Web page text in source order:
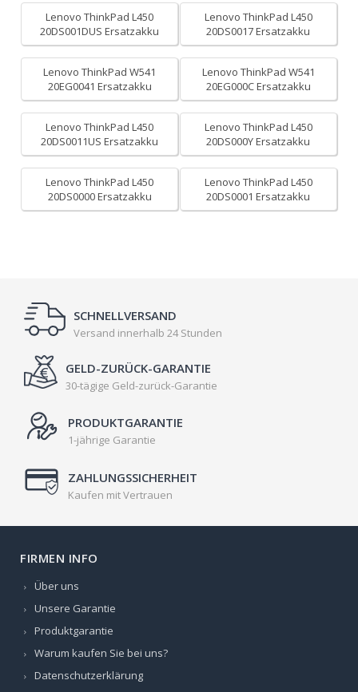
Lenovo ThinkPad L450
20DS001DUS Ersatzakku
Lenovo ThinkPad L450
20DS0017 Ersatzakku
Lenovo ThinkPad W541
20EG0041 Ersatzakku
Lenovo ThinkPad W541
20EG000C Ersatzakku
Lenovo ThinkPad L450
20DS0011US Ersatzakku
Lenovo ThinkPad L450
20DS000Y Ersatzakku
Lenovo ThinkPad L450
20DS0000 Ersatzakku
Lenovo ThinkPad L450
20DS0001 Ersatzakku
SCHNELLVERSAND
Versand innerhalb 24 Stunden
GELD-ZURÜCK-GARANTIE
30-tägige Geld-zurück-Garantie
PRODUKTGARANTIE
1-jährige Garantie
ZAHLUNGSSICHERHEIT
Kaufen mit Vertrauen
FIRMEN INFO
Über uns
Unsere Garantie
Produktgarantie
Warum kaufen Sie bei uns?
Datenschutzerklärung